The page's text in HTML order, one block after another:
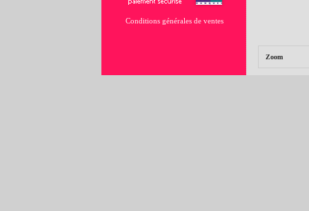
Conditions générales de ventes
Zoom